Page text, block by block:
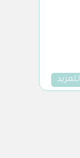
للمزيد